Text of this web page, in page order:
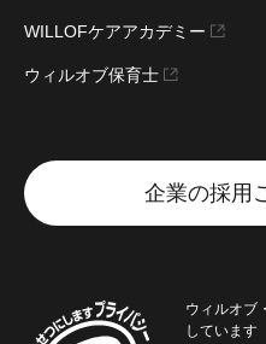
WILLOFケアアカデミー
ウィルオブ保育士
企業の採用
ウィルオブ
しています